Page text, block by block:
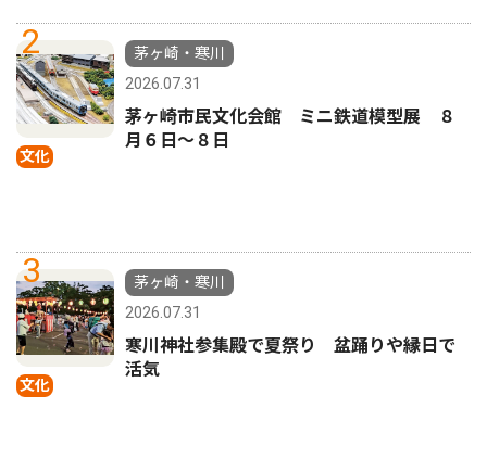
2
文化
茅ヶ崎・寒川
2026.07.31
茅ヶ崎市民文化会館 ミニ鉄道模型展 ８
月６日〜８日
3
文化
茅ヶ崎・寒川
2026.07.31
寒川神社参集殿で夏祭り 盆踊りや縁日で
活気